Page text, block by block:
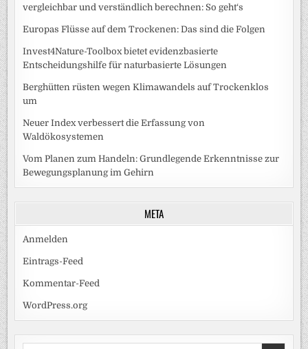
vergleichbar und verständlich berechnen: So geht‘s
Europas Flüsse auf dem Trockenen: Das sind die Folgen
Invest4Nature-Toolbox bietet evidenzbasierte
Entscheidungshilfe für naturbasierte Lösungen
Berghütten rüsten wegen Klimawandels auf Trockenklos
um
Neuer Index verbessert die Erfassung von
Waldökosystemen
Vom Planen zum Handeln: Grundlegende Erkenntnisse zur
Bewegungsplanung im Gehirn
META
Anmelden
Eintrags-Feed
Kommentar-Feed
WordPress.org